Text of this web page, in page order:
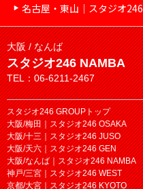
名古屋・東山｜スタジオ
大阪 / なんば
スタジオ246 NAMBA
TEL：06-6211-2467
スタジオ246 GROUPトップ
大阪/梅田｜スタジオ246 OSAKA
大阪/十三｜スタジオ246 JUSO
大阪/天六｜スタジオ246 GEN
大阪/なんば｜スタジオ246 NAMBA
神戸/三宮｜スタジオ246 WEST
京都/大宮｜スタジオ246 KYOTO